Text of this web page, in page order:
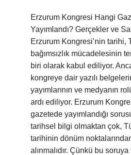
Erzurum Kongresi Hangi
Yayımlandı? Gerçekler ve
Erzurum Kongresi’nin tarihi,
bağımsızlık mücadelesinin
biri olarak kabul ediliyor.
kongreye dair yazılı
yayımlarının ve medyanın
ardı ediliyor. Erzurum
gazetede yayımlandığı
tarihsel bilgi olmaktan çok,
tarihinin dönüm
alınmalıdır. Çünkü bu